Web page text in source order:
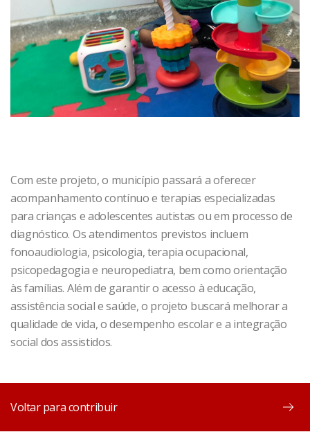
Com este projeto, o município passará a oferecer
acompanhamento contínuo e terapias especializadas
para crianças e adolescentes autistas ou em processo de
diagnóstico. Os atendimentos previstos incluem
fonoaudiologia, psicologia, terapia ocupacional,
psicopedagogia e neuropediatra, bem como orientação
às famílias. Além de garantir o acesso à educação,
assistência social e saúde, o projeto buscará melhorar a
qualidade de vida, o desempenho escolar e a integração
social dos assistidos.
Voltar para contribuir